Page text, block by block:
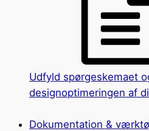
Udfyld spørgeskemaet
designoptimeringen af
Dokumentation &